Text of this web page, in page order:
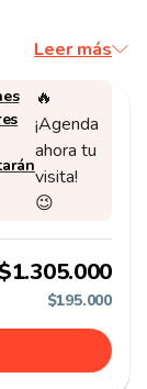
Leer más
🔥
¡Agenda
ahora tu
visita!
😉
$195.000